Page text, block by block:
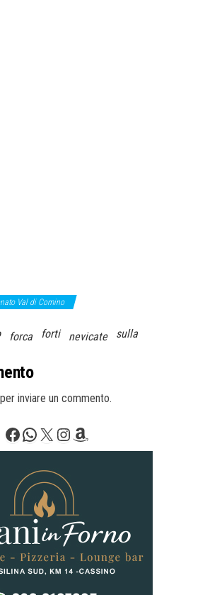
Val di Comino
forca forti nevicate sulla
per inviare un commento.
Facebook
WhatsApp
X Instagram
Amazon